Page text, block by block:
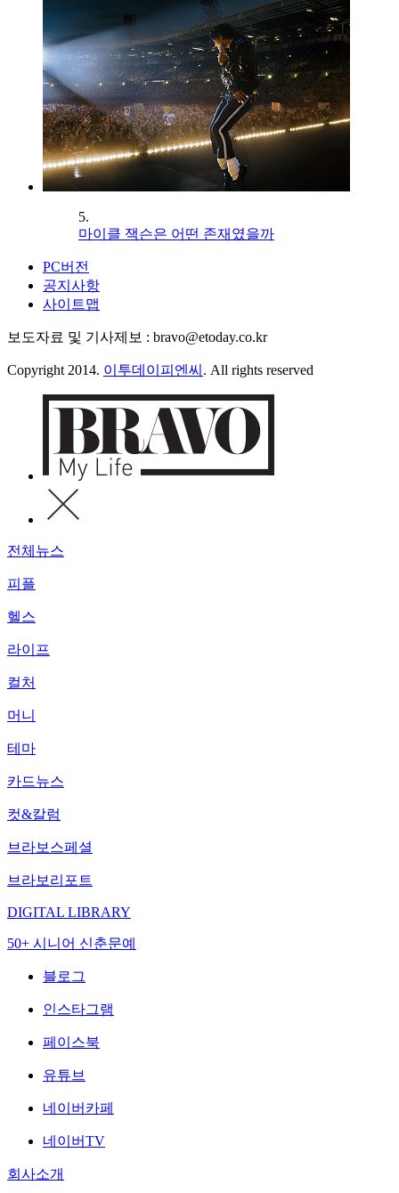
5.
마이클 잭슨은 어떤 존재였을까
PC버전
공지사항
사이트맵
보도자료 및 기사제보 : bravo@etoday.co.kr
Copyright 2014. 이투데이피엔씨 . All rights reserved
전체뉴스
피플
헬스
라이프
컬처
머니
테마
카드뉴스
컷&칼럼
브라보스페셜
브라보리포트
DIGITAL LIBRARY
50+ 시니어 신춘문예
블로그
인스타그램
페이스북
유튜브
네이버카페
네이버TV
회사소개